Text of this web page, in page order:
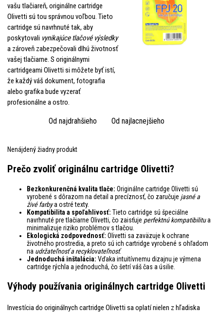
vašu tlačiareň, originálne cartridge
Olivetti sú tou správnou voľbou. Tieto
cartridge sú navrhnuté tak, aby
poskytovali vynikajúce tlačové výsledky
a zároveň zabezpečovali dlhú životnosť
vašej tlačiarne. S originálnymi
cartridgeami Olivetti si môžete byť istí,
že každý váš dokument, fotografia
alebo grafika bude vyzerať
profesionálne a ostro.
Od najdrahšieho Od najlacnejšieho
Nenájdený žiadny produkt
Prečo zvoliť originálnu cartridge Olivetti?
Bezkonkurenčná kvalita tlače: Originálne cartridge Olivetti sú
vyrobené s dôrazom na detail a precíznosť, čo zaručuje jasné a
živé farbya ostré texty.
Kompatibilita a spoľahlivosť: Tieto cartridge sú špeciálne
navrhnuté pre tlačiarne Olivetti, čo zaisťuje perfektnú kompatibilitua
minimalizuje riziko problémov s tlačou.
Ekologická zodpovednosť: Olivetti sa zaväzuje k ochrane
životného prostredia, a preto sú ich cartridge vyrobené s ohľadom
na udržateľnosť a recyklovateľnosť.
Jednoduchá inštalácia: Vďaka intuitívnemu dizajnu je výmena
cartridge rýchla a jednoduchá, čo šetrí váš čas a úsilie.
Výhody používania originálnych cartridge Olivetti
Investícia do originálnych cartridge Olivetti sa oplatí nielen z hľadiska